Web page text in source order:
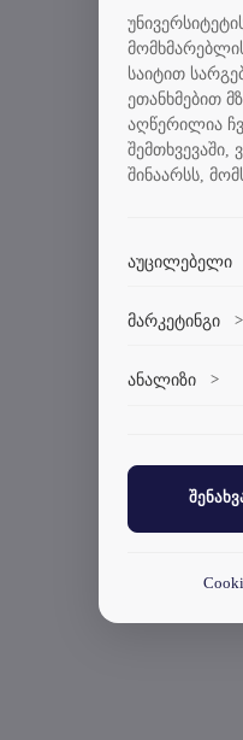
საიტით
ეთანხმებით
აღწერილია
შინაარსს,
აუცილებელი
დაშვება
ვებსაიტის
ფაილები.
მარკეტინგი >
დაშვება
ანალიზი >
დაშვება